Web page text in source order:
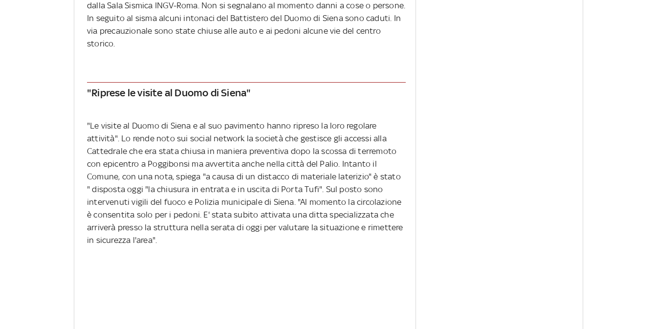
dalla Sala Sismica INGV-Roma. Non si segnalano al momento danni a cose o persone.
In seguito al sisma alcuni intonaci del Battistero del Duomo di Siena sono caduti. In
via precauzionale sono state chiuse alle auto e ai pedoni alcune vie del centro
storico.
"Riprese le visite al Duomo di Siena"
"Le visite al Duomo di Siena e al suo pavimento hanno ripreso la loro regolare
attività". Lo rende noto sui social network la società che gestisce gli accessi alla
Cattedrale che era stata chiusa in maniera preventiva dopo la scossa di terremoto
con epicentro a Poggibonsi ma avvertita anche nella città del Palio. Intanto il
Comune, con una nota, spiega "a causa di un distacco di materiale laterizio" è stato
" disposta oggi "la chiusura in entrata e in uscita di Porta Tufi". Sul posto sono
intervenuti vigili del fuoco e Polizia municipale di Siena. "Al momento la circolazione
è consentita solo per i pedoni. E' stata subito attivata una ditta specializzata che
arriverà presso la struttura nella serata di oggi per valutare la situazione e rimettere
in sicurezza l'area".